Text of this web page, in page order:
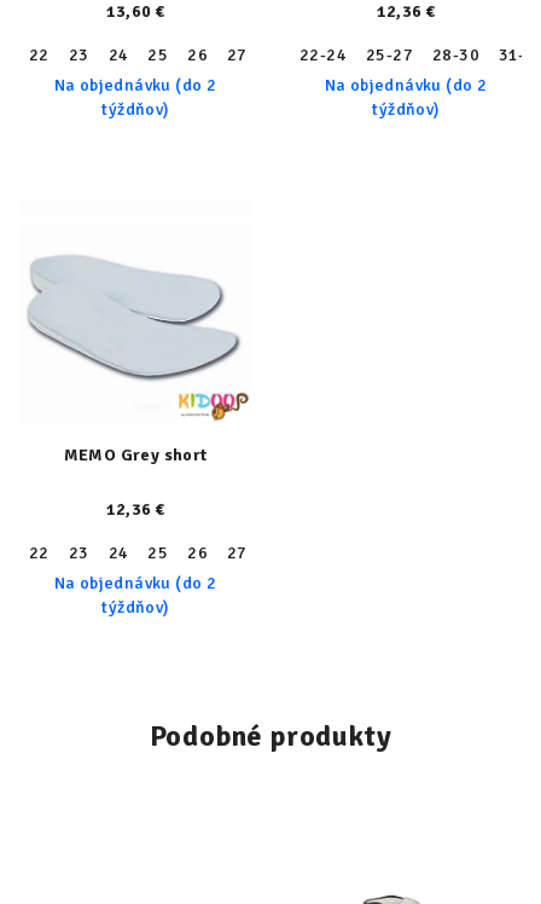
13,60 €
22 23 24 25 26 27 29 31 32 33
34
Na objednávku (do 2
týždňov)
12,36 €
22-24 25-27 28-30
31-
Na objednávku (do 2
týždňov)
MEMO Grey short
12,36 €
22 23 24 25 26 27
Na objednávku (do 2
týždňov)
Podobné produkty